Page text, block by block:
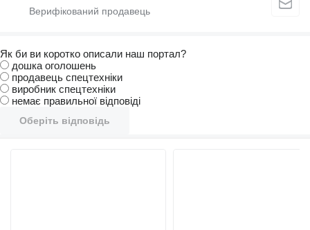
Як би ви коротко описали наш портал?
дошка оголошень
продавець спецтехніки
виробник спецтехніки
немає правильної відповіді
Оберіть відповідь